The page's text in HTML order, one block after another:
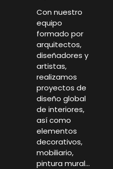
Con nuestro
equipo
formado por
arquitectos,
diseñadores y
artistas,
realizamos
proyectos de
diseño global
de interiores,
así como
elementos
decorativos,
mobiliario,
pintura mural…